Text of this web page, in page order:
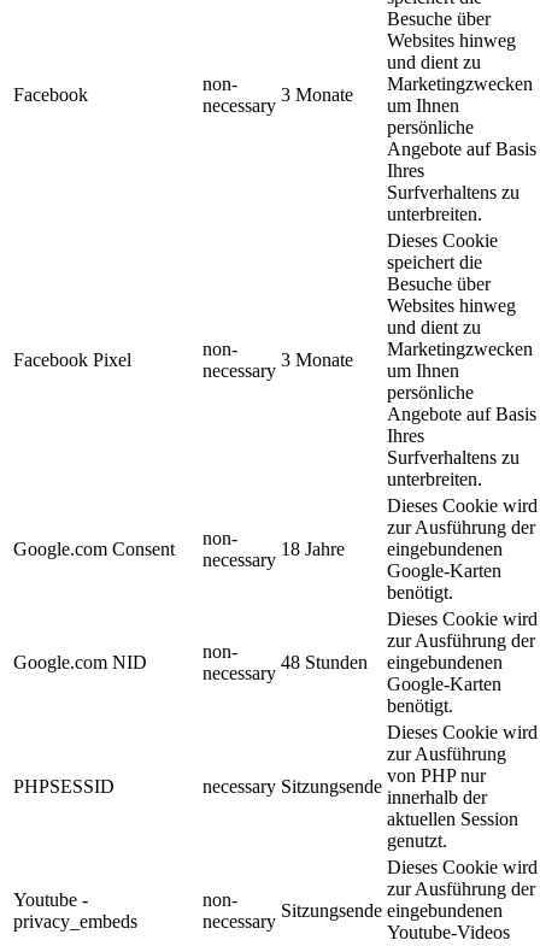
Facebook
non-
necessary
3 Monate
Besuche über
Websites hinweg
und dient zu
Marketingzwecken
um Ihnen
persönliche
Angebote auf Basis
Ihres
Surfverhaltens zu
unterbreiten.
Facebook Pixel
non-
necessary
3 Monate
Dieses Cookie
speichert die
Besuche über
Websites hinweg
und dient zu
Marketingzwecken
um Ihnen
persönliche
Angebote auf Basis
Ihres
Surfverhaltens zu
unterbreiten.
Google.com Consent
non-
necessary
18 Jahre
Dieses Cookie wird
zur Ausführung der
eingebundenen
Google-Karten
benötigt.
Google.com NID
non-
necessary
48 Stunden
Dieses Cookie wird
zur Ausführung der
eingebundenen
Google-Karten
benötigt.
PHPSESSID necessary Sitzungsende
Dieses Cookie wird
zur Ausführung
von PHP nur
innerhalb der
aktuellen Session
genutzt.
Youtube -
privacy_embeds
non-
necessary
Sitzungsende
Dieses Cookie wird
zur Ausführung der
eingebundenen
Youtube-Videos